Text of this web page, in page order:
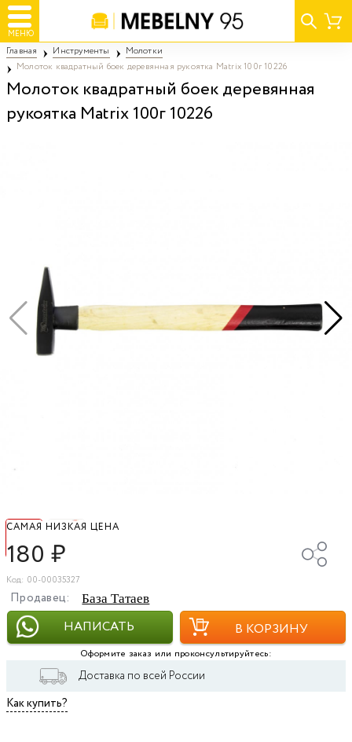
МЕНЮ
Главная Инструменты
Молотки
Молоток квадратный боек деревянная рукоятка Matrix 100г 10226
Молоток квадратный боек деревянная
рукоятка Matrix 100г 10226
САМАЯ НИЗКАЯ ЦЕНА
180 ₽
Код: 00-00035327
Продавец: База Татаев
НАПИСАТЬ В КОРЗИНУ
Оформите заказ или проконсультируйтесь:
Доставка по всей России
Как купить?